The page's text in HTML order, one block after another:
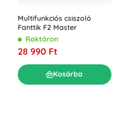
Multifunkciós csiszoló
Fanttik F2 Master
Raktáron
28 990 Ft
Kosárba